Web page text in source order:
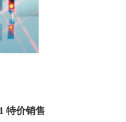
特价销售